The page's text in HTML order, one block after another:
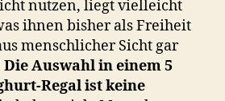
nutzen, liegt vielleicht
ihnen bisher als Freiheit
menschlicher Sicht gar
Die Auswahl in einem 5
Regal ist keine